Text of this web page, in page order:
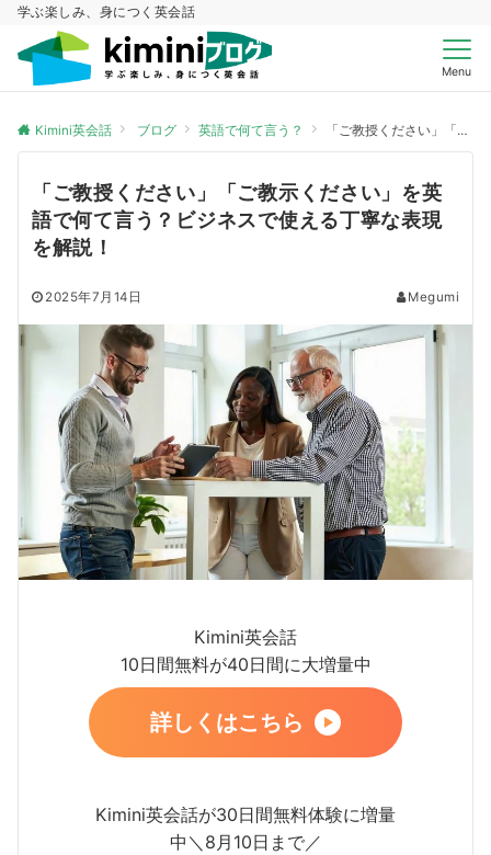
学ぶ楽しみ、身につく英会話
Menu
Kimini英会話 ブログ 英語で何て言う？ 「ご教授ください」「ご教示ください」を英語で何て言う？ビジネスで使える丁寧な表現を解説！
「ご教授ください」「ご教示ください」を英
語で何て言う？ビジネスで使える丁寧な表現
を解説！
2025年7月14日 Megumi
Kimini英会話
10日間無料が40日間に大増量中
詳しくはこちら
Kimini英会話が30日間無料体験に増量
中＼8月10日まで／